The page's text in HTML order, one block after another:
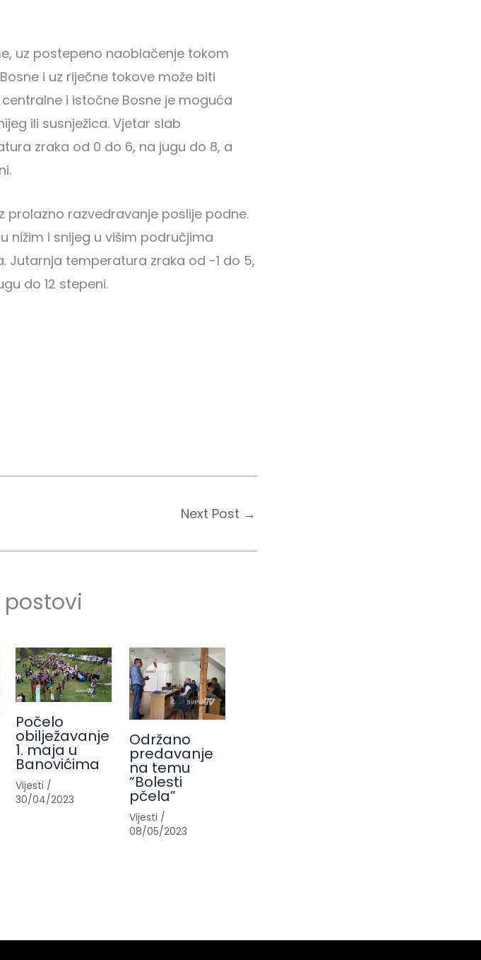
uz postepeno naoblačenje tokom
i uz riječne tokove može biti
i istočne Bosne je moguća
ili susnježica. Vjetar slab
zraka od 0 do 6, na jugu do 8, a
prolazno razvedravanje poslije podne.
nižim i snijeg u višim područjima
Jutarnja temperatura zraka od -1 do 5,
do 12 stepeni.
Next Post →
postovi
Počelo
obilježavanje
1. maja u
Banovićima
Vijesti /
30/04/2023
Održano
predavanje
na temu
“Bolesti
pčela”
Vijesti /
08/05/2023